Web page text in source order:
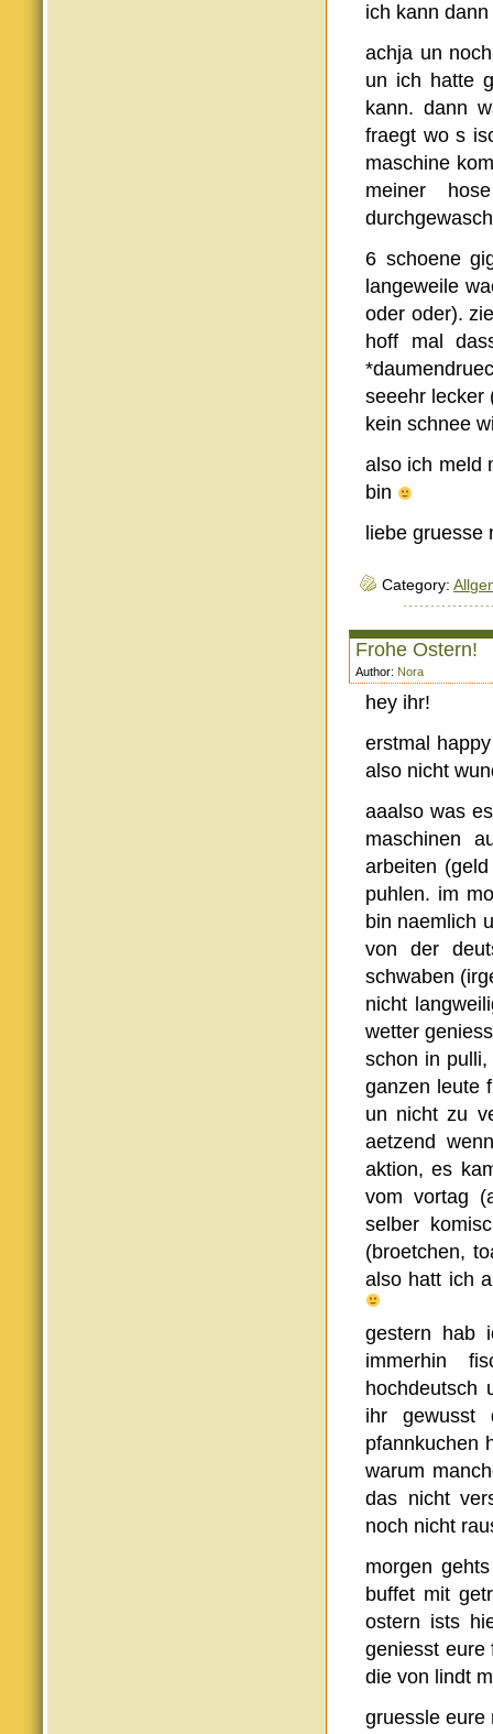
ich kann
achja un
un ich hatte
kann. dann
fraegt wo s
maschine
meiner
6 schoene
langeweile
oder oder).
hoff mal
seeehr lecker
kein schnee
also ich meld
bin
liebe gruesse
Category:
Frohe Ostern!
Author: Nora
hey ihr!
erstmal
also nicht
aaalso was
maschinen
arbeiten
puhlen. im
bin naemlich
von der
schwaben
nicht
wetter
schon in
ganzen leute
un nicht zu
aetzend
aktion, es
vom vortag
selber
(broetchen,
also hatt ich
gestern hab
immerhin
hochdeutsch
ihr gewusst
pfannkuchen
warum
das nicht
noch nicht
morgen
buffet mit
ostern ists
geniesst eure
die von lindt
gruessle eure